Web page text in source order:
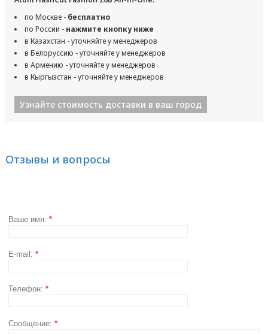
по Москве - бесплатно
по России - нажмите кнопку ниже
в Казахстан - уточняйте у менеджеров
в Белоруссию - уточняйте у менеджеров
в Армению - уточняйте у менеджеров
в Кыргызстан - уточняйте у менеджеров
Узнайте стоимость доставки в ваш город
Отзывы и вопросы
Ваше имя: *
E-mail: *
Телефон: *
Сообщение: *